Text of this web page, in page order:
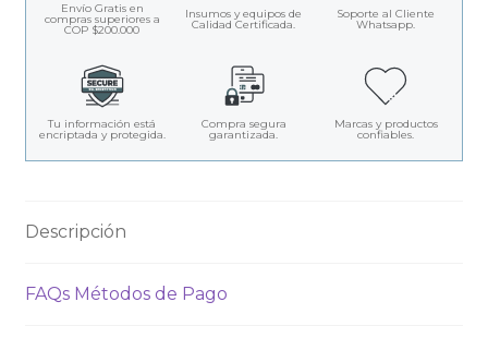
Envío Gratis en
compras superiores a
COP $200.000
Insumos y equipos de
Calidad Certificada.
Soporte al Cliente
Whatsapp.
Tu información está
encriptada y protegida.
Compra segura
garantizada.
Marcas y productos
confiables.
Descripción
FAQs Métodos de Pago